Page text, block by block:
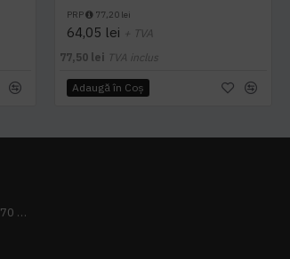
PRP 77,20 lei
64,05 lei + TVA
77,50 lei TVA inclus
Adaugă în Coş
Pachet 10 prosoape 70 x 140cm 9 + 1 gratuit